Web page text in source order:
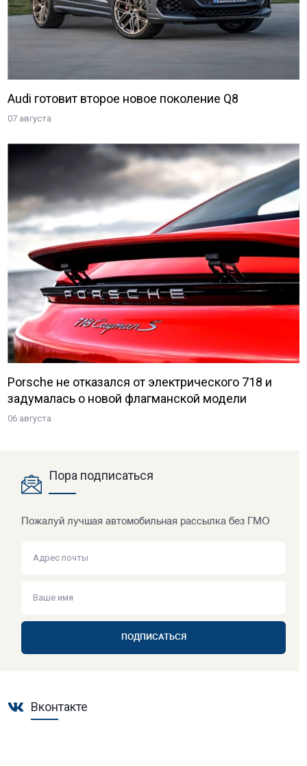
Audi готовит второе новое поколение Q8
07 августа
Porsche не отказался от электрического 718 и
задумалась о новой флагманской модели
06 августа
Пора подписаться
Пожалуй лучшая автомобильная рассылка без ГМО
ПОДПИСАТЬСЯ
Вконтакте